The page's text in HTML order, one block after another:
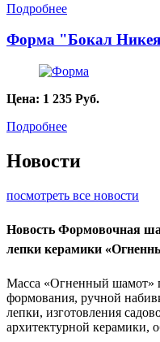
Подробнее
Форма "Бокал
Цена: 1 235 Руб.
Подробнее
Новости
посмотреть все новости
Новость Формовочная
лепки керамики
Масса «Огненный шамот»
формования, ручной
лепки, изготовления
архитектурной керамики,